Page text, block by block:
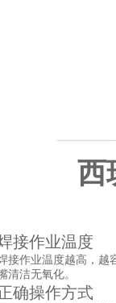
西
接作业温度
接作业温度越高，越
清洁无氧化。
确操作方式